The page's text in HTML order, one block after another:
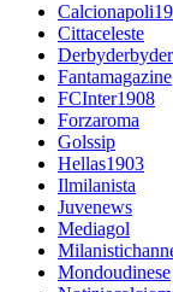
Cittaceleste
Fantamagazine
FCInter1908
Forzaroma
Golssip
Hellas1903
Ilmilanista
Juvenews
Mediagol
Mondoudinese